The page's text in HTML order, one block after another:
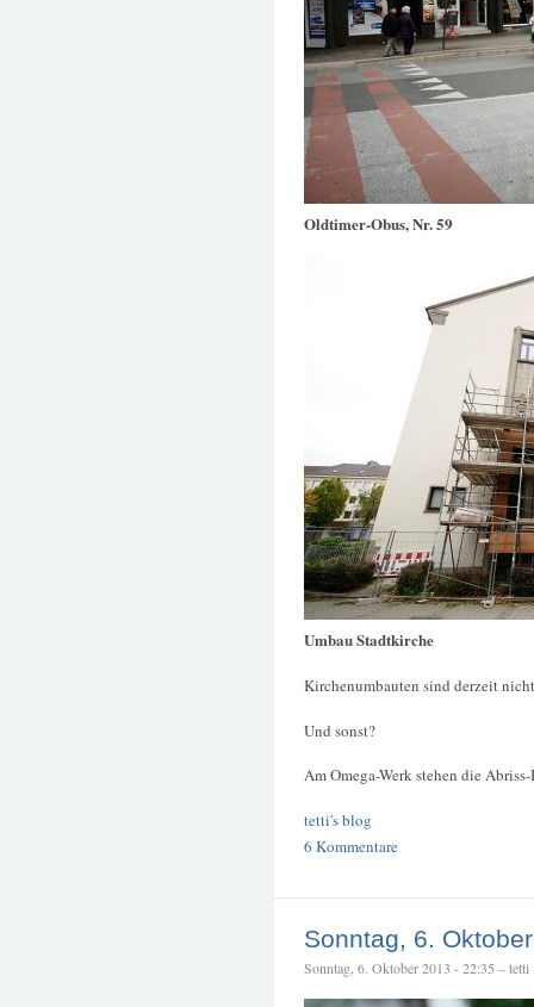
Oldtimer-Obus, Nr. 59
Umbau Stadtkirche
Kirchenumbauten sind derzeit
Und sonst?
Am Omega-Werk stehen die
tetti's blog
6 Kommentare
Sonntag, 6.
Sonntag, 6. Oktober 2013 - 22:35 – tetti